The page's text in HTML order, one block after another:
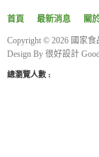
首頁 最新消息 關
Copyright © 2026 國家食
Design By 很好設計
總瀏覽人數 :